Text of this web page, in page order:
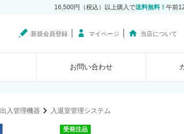
16,500円（税込）以上購入で送料無料！ 午前
新規会員登録 マイページ 当店について
お問い合わせ
出入管理機器 入退室管理システム
受発注品